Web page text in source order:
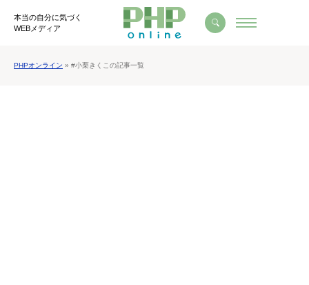
本当の自分に気づく
WEBメディア
PHPオンライン » #小栗きくこの記事一覧